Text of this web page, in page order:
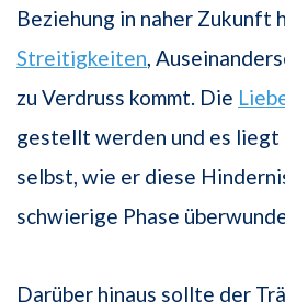
Beziehung in naher Zukunft
Streitigkeiten,
zu Verdruss kommt. Die
gestellt werden und es
selbst, wie er diese
schwierige Phase
Darüber hinaus sollte der